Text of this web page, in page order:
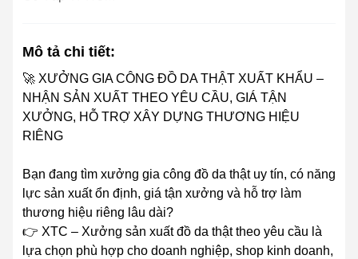
Mô tả chi tiết:
🚀 XƯỞNG GIA CÔNG ĐỒ DA THẬT XUẤT KHẨU –
NHẬN SẢN XUẤT THEO YÊU CẦU, GIÁ TẬN
XƯỞNG, HỖ TRỢ XÂY DỰNG THƯƠNG HIỆU
RIÊNG
Bạn đang tìm xưởng gia công đồ da thật uy tín, có năng
lực sản xuất ổn định, giá tận xưởng và hỗ trợ làm
thương hiệu riêng lâu dài?
👉 XTC – Xưởng sản xuất đồ da thật theo yêu cầu là
lựa chọn phù hợp cho doanh nghiệp, shop kinh doanh,